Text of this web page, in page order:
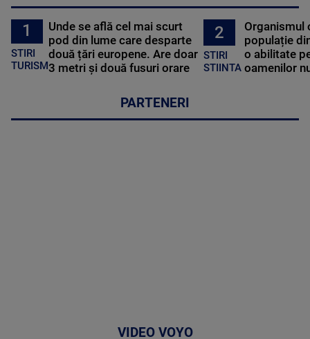
1
STIRI
TURISM
Unde se află cel mai scurt
pod din lume care desparte
două țări europene. Are doar
3 metri și două fusuri orare
2
STIRI
STIINTA
Organismul
populație
o abilitate
oamenilor
PARTENERI
VIDEO VOYO